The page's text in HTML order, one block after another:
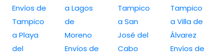
Envíos de
Tampico
a Playa
del
a Lagos
de
Moreno
Envíos de
Tampico
a San
José del
Cabo
Tampico
a Villa de
Álvarez
Envíos de